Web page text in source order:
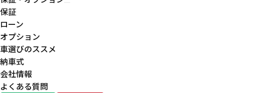
保証
ローン
オプション
車選びのススメ
納車式
会社情報
よくある質問